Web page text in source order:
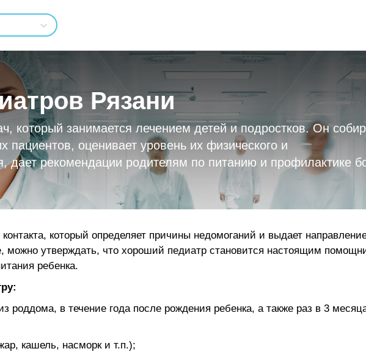
Рязани
который занимается лечением детей и подростков. Он
пациентов, оценивает уровень их физического и
дает рекомендации родителям по питанию и профилактике
который определяет причины недомоганий и выдает
можно утверждать, что хороший педиатр становится настоящим
ребенка.
роддома, в течение года после рождения ребенка, а также раз в 3
кашель, насморк и т.п.);